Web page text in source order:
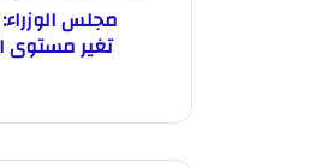
مجلس
تغير مستوى